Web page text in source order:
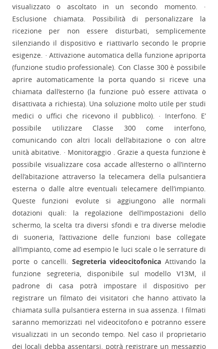
visualizzato o ascoltato in un secondo momento. ·
Esclusione chiamata. Possibilità di personalizzare la
ricezione per non essere disturbati, semplicemente
silenziando il dispositivo e riattivarlo secondo le proprie
esigenze. · Attivazione automatica della funzione apriporta
(funzione studio professionale). Con Classe 300 è possibile
aprire automaticamente la porta quando si riceve una
chiamata dall’esterno (la funzione può essere attivata o
disattivata a richiesta). Una soluzione molto utile per studi
medici o uffici che ricevono il pubblico). · Interfono. E’
possibile utilizzare Classe 300 come interfono,
comunicando con altri locali dell’abitazione o con altre
unità abitative. · Monitoraggio . Grazie a questa funzione è
possibile visualizzare cosa accade all’esterno o all’interno
dell’abitazione attraverso la telecamera della pulsantiera
esterna o dalle altre eventuali telecamere dell’impianto.
Queste funzioni evolute si aggiungono alle normali
dotazioni quali: la regolazione dell’impostazioni dello
schermo, la scelta tra diversi sfondi e tra diverse melodie
di suoneria, l’attivazione delle funzioni base collegate
all’impianto, come ad esempio le luci scale o le serrature di
porte o cancelli. Segreteria videocitofonicaAttivando la
funzione segreteria, disponibile sul modello V13M, il
padrone di casa potrà impostare il dispositivo per
registrare un filmato dei visitatori che hanno attivato la
chiamata sulla pulsantiera esterna in sua assenza. I filmati
saranno memorizzati nel videocitofono e potranno essere
visualizzati in un secondo tempo. Nel caso il proprietario
dei locali debba assentarsi, potrà registrare un messaggio